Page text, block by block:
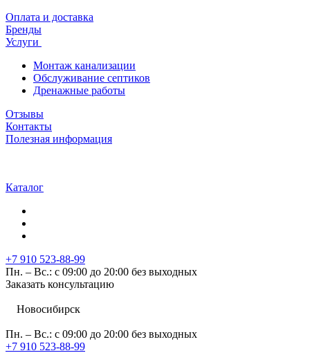
Оплата и доставка
Бренды
Услуги
Монтаж канализации
Обслуживание септиков
Дренажные работы
Отзывы
Контакты
Полезная информация
Каталог
+7 910 523-88-99
Пн. – Вс.: с 09:00 до 20:00 без выходных
Заказать консультацию
Новосибирск
Пн. – Вс.: с 09:00 до 20:00 без выходных
+7 910 523-88-99